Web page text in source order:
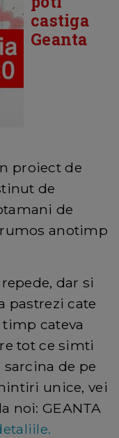
castiga
Geanta
proiect de
de
de
anotimp
dar si
pastrezi cate
cateva
tot ce simti
de pe
unice, vei
noi: GEANTA